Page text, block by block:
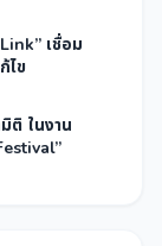
เชื่อม
ไข
ติ ในงาน